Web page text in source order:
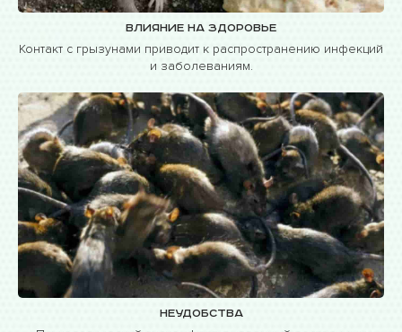
Влияние на здоровье
Контакт с грызунами приводит к распространению инфекций
и заболеваниям.
Неудобства